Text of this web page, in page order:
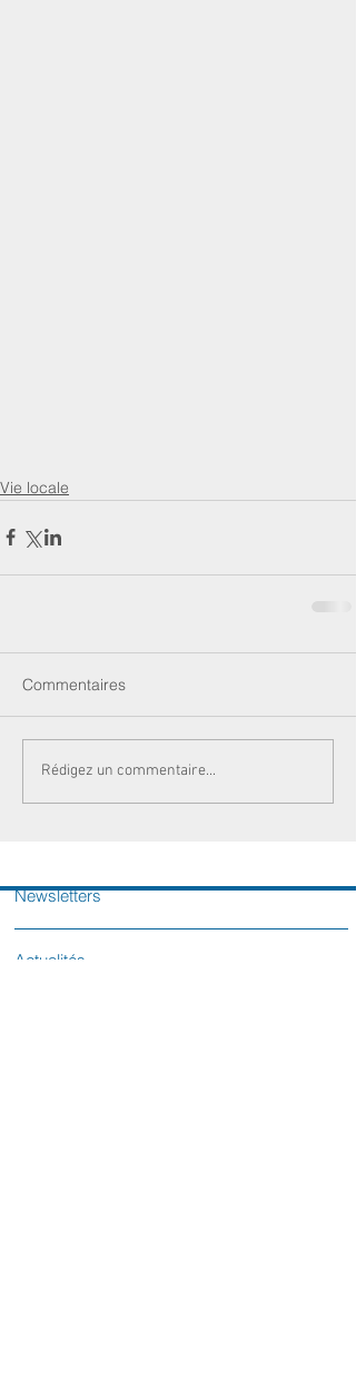
Vie locale
Commentaires
Rédigez un commentaire...
Newsletters
Actualités